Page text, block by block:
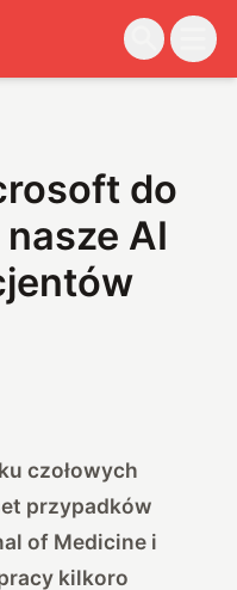
do
AI
czołowych
przypadków
of Medicine i
kilkoro